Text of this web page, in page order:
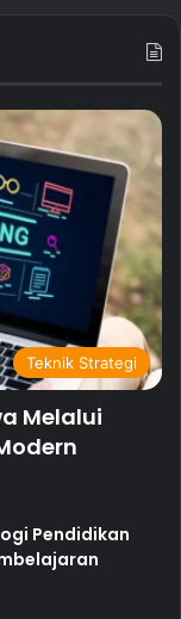
Teknik Strategi
Melalui
Pendidikan